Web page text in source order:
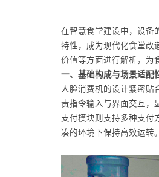
在智慧食堂建设中，设备
特性，成为现代化食堂改
价值等方面进行解析，为
一、基础构成与场景适配
人脸消费机的设计紧密贴
责指令输入与界面交互，
支付模块则支持多种支付
凑的环境下保持高效运转。